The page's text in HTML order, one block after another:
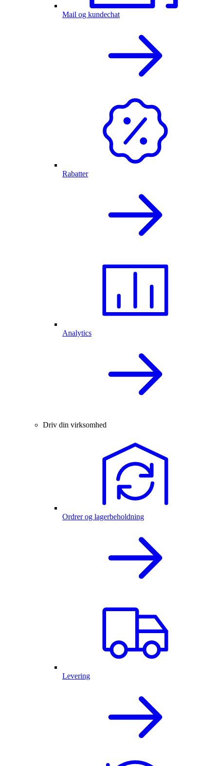
Mail og kundechat
Rabatter
Analytics
Driv din virksomhed
Ordrer og lagerbeholdning
Levering